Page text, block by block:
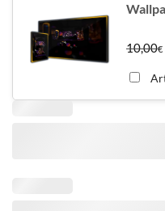
10,00€